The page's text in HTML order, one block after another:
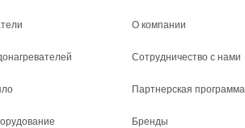
О компании
Сотрудничество с нами
Партнерская программа
Бренды